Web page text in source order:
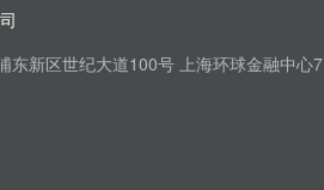
东新区世纪大道100号 上海环球金融中心7